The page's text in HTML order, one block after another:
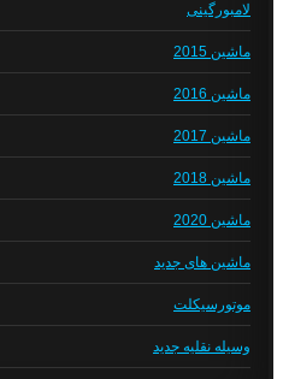
لامبورگینی
ماشین 2015
ماشین 2016
ماشین 2017
ماشین 2018
ماشین 2020
ماشین های جدید
موتورسیکلت
وسیله نقلیه جدید